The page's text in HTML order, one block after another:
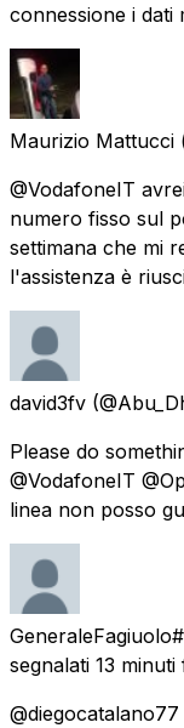
connessione i dati
Maurizio Mattucci
@VodafoneIT
numero fisso sul
settimana che mi
l'assistenza è
david3fv
Please do
@VodafoneIT
linea non posso
segnalati 13 minuti